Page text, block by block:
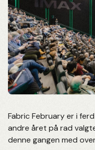
Fabric February er i
andre året på rad
denne gangen med